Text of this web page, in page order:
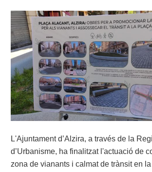
L'Ajuntament d’Alzira, a través de la
d’Urbanisme, ha finalitzat l'actuació de
zona de vianants i calmat de trànsit en